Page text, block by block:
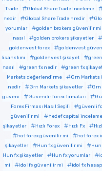
Trade
Global Share Trade inceleme
nedir
Global Share Trade nredir
yorumlar
golden brokers güvenilir mi
nasıl
golden brokers şikayetler
goldenvest forex
goldenvest
lisanslımı
goldenvest şikayet
nasıl
green fx nedir green fx
Markets değerlendirme
Grn Markets
nedir
Grn Markets şikayetler Grn
güveni
Güvenilir forex firmaları
Forex Firması Nasıl Seçili
güvenli
güvenilir mi
hedef capital inceleme
şikayetler
Hızlı Forex Hızlı Fx
hot forex güvenilir mi
hot forex
şikayetler
Hun fx güvenilir mi Hun
Hun fx şikayetler
Hun fx yorumlar
mi
idol fx güvenilir mi idol fx